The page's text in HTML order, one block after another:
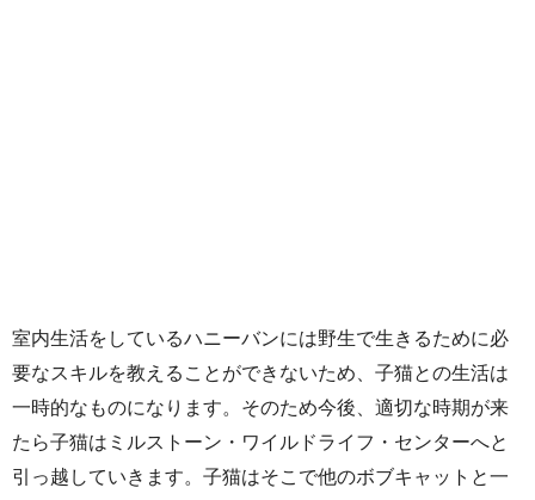
室内生活をしているハニーバンには野生で生きるために必
要なスキルを教えることができないため、子猫との生活は
一時的なものになります。そのため今後、適切な時期が来
たら子猫はミルストーン・ワイルドライフ・センターへと
引っ越していきます。子猫はそこで他のボブキャットと一